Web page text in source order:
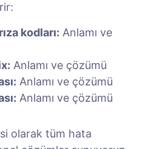
kodları: Anlamı ve
Anlamı ve çözümü
Anlamı ve çözümü
Anlamı ve çözümü
olarak tüm hata